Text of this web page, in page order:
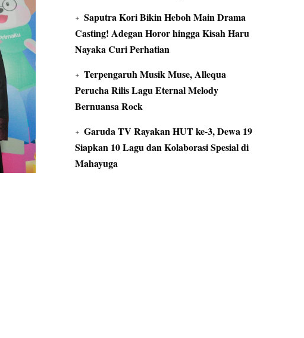
Saputra Kori Bikin Heboh Main Drama
Casting! Adegan Horor hingga Kisah Haru
Nayaka Curi Perhatian
Terpengaruh Musik Muse, Allequa
Perucha Rilis Lagu Eternal Melody
Bernuansa Rock
Garuda TV Rayakan HUT ke-3, Dewa 19
Siapkan 10 Lagu dan Kolaborasi Spesial di
Mahayuga